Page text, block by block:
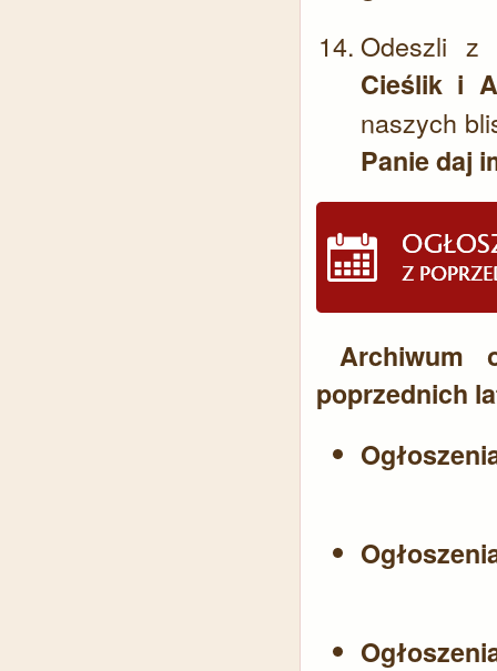
Odeszli z
Cieślik i
naszych
Panie daj
Archiwum
poprzednich